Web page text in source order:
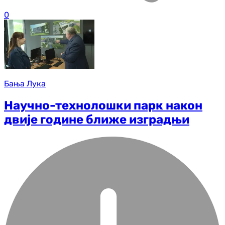
0
Бања Лука
Научно-технолошки парк након
двије године ближе изградњи